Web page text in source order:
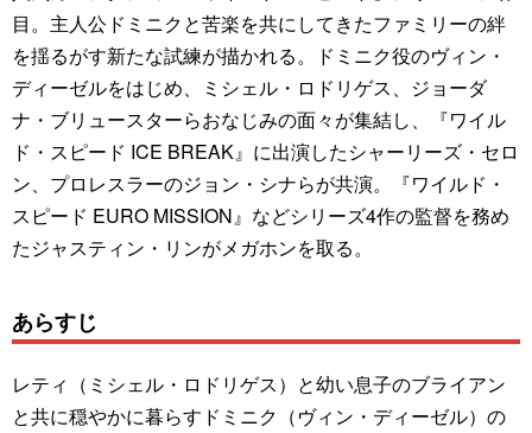
目。主人公ドミニクと苦楽を共にしてきたファミリーの絆
を揺るがす新たな試練が描かれる。ドミニク役のヴィン・
ディーゼルをはじめ、ミシェル・ロドリゲス、ジョーダ
ナ・ブリュースターらおなじみの面々が集結し、『ワイル
ド・スピード ICE BREAK』に出演したシャーリーズ・セロ
ン、プロレスラーのジョン・シナらが共演。『ワイルド・
スピード EURO MISSION』などシリーズ4作の監督を務め
たジャスティン・リンがメガホンを取る。
あらすじ
レティ（ミシェル・ロドリゲス）と幼い息子のブライアン
と共に穏やかに暮らすドミニク（ヴィン・ディーゼル）の